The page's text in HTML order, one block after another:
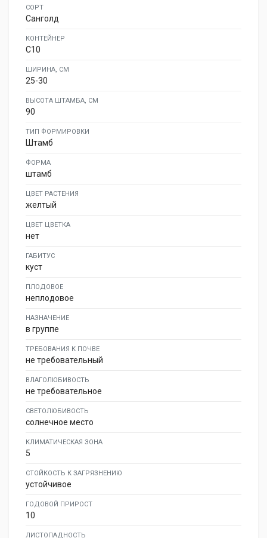
СОРТ
Санголд
КОНТЕЙНЕР
C10
ШИРИНА, СМ
25-30
ВЫСОТА ШТАМБА, СМ
90
ТИП ФОРМИРОВКИ
Штамб
ФОРМА
штамб
ЦВЕТ РАСТЕНИЯ
желтый
ЦВЕТ ЦВЕТКА
нет
ГАБИТУС
куст
ПЛОДОВОЕ
неплодовое
НАЗНАЧЕНИЕ
в группе
ТРЕБОВАНИЯ К ПОЧВЕ
не требовательный
ВЛАГОЛЮБИВОСТЬ
не требовательное
СВЕТОЛЮБИВОСТЬ
солнечное место
КЛИМАТИЧЕСКАЯ ЗОНА
5
СТОЙКОСТЬ К ЗАГРЯЗНЕНИЮ
устойчивое
ГОДОВОЙ ПРИРОСТ
10
ЛИСТОПАДНОСТЬ